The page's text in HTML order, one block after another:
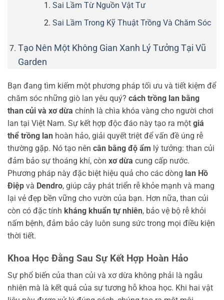
Sai Lầm Từ Nguồn Vật Tư
Sai Lầm Trong Kỹ Thuật Trồng Và Chăm Sóc
Tạo Nên Một Không Gian Xanh Lý Tưởng Tại Vũ
Garden
Bạn đang tìm kiếm một phương pháp tối ưu và tiết kiệm để
chăm sóc những giò lan yêu quý? cách trồng lan bằng
than củi và xơ dừa chính là chìa khóa vàng cho người chơi
lan tại Việt Nam. Sự kết hợp độc đáo này tạo ra một giá
thể trồng lan hoàn hảo, giải quyết triệt để vấn đề úng rễ
thường gặp. Nó tạo nên cân bằng độ ẩm lý tưởng: than củi
đảm bảo sự thoáng khí, còn xơ dừa cung cấp nước.
Phương pháp này đặc biệt hiệu quả cho các dòng lan Hồ
Điệp và Dendro, giúp cây phát triển rễ khỏe mạnh và mang
lại vẻ đẹp bền vững cho vườn của bạn. Hơn nữa, than củi
còn có đặc tính kháng khuẩn tự nhiên, bảo vệ bộ rễ khỏi
nấm bệnh, đảm bảo cây luôn sung sức trong mọi điều kiện
thời tiết.
Khoa Học Đằng Sau Sự Kết Hợp Hoàn Hảo
Sự phổ biến của than củi và xơ dừa không phải là ngẫu
nhiên mà là kết quả của sự tương hỗ khoa học. Khi hai vật